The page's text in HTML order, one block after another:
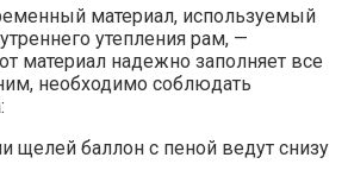
материал, используемый
утепления рам, —
материал надежно заполняет все
необходимо соблюдать
щелей баллон с пеной ведут снизу